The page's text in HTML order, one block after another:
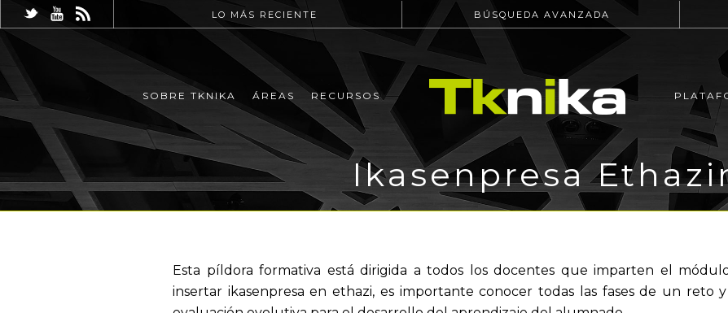
LO MÁS RECIENTE BÚSQUEDA AVANZADA
SOBRE TKNIKA ÁREAS RECURSOS
Ikasenpresa
Esta píldora formativa está dirigida a todos los docentes que imparten el
insertar ikasenpresa en ethazi, es importante conocer todas las fases de un reto